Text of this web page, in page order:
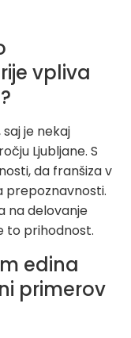
vpliva
je nekaj
Ljubljane. S
da franšiza v
prepoznavnosti.
na delovanje
to prihodnost.
edina
primerov